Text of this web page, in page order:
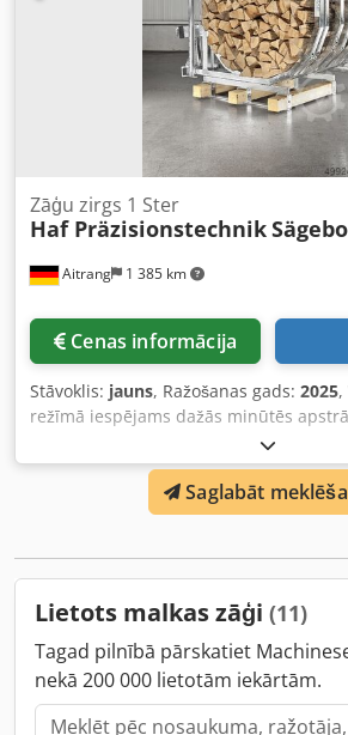
Aitrang 1 385 km
Zāģu zirgs 1 Ster
Haf Präzisionstechnik
Cenas informācija
Stāvoklis: jauns, Ražošanas gads: 2025,
režīmā iespējams dažās minūtēs
koksnes un stundā – 4–6 sterus.
būtiski mazāka nekā ar citiem
(apļveida zāģiem), jo koksne tiek
mehāniski, nevis ar rokām!!!! Droša un
25, 33, 50, 66, 75, 100 cm. Rullīšu
Komplektācijā: vadotne un 1 ķēde.
Saglabāt
Lietots malkas zāģi (11)
Tagad pilnībā pārskatiet
nekā 200 000 lietotām iekārtām.